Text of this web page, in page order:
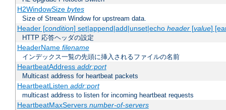
H2WindowSize bytes
Size of Stream Window for upstream data.
Header [condition] set|append|add|unset|echo header[value]
HTTP 応答ヘッダの設定
HeaderName filename
インデックス一覧の先頭に挿入されるファイルの名前
HeartbeatAddress addr:port
Multicast address for heartbeat packets
HeartbeatListen addr:port
multicast address to listen for incoming heartbeat requests
HeartbeatMaxServers number-of-servers